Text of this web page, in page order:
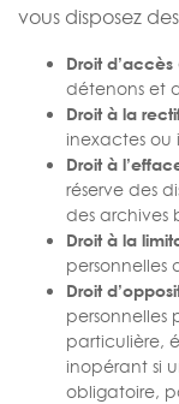
vous disposez
Droit d’accès
détenons et
Droit à la
inexactes ou
Droit à
réserve des
des archives
Droit à la
personnelles
Droit
personnelles
particulière,
inopérant si
obligatoire,